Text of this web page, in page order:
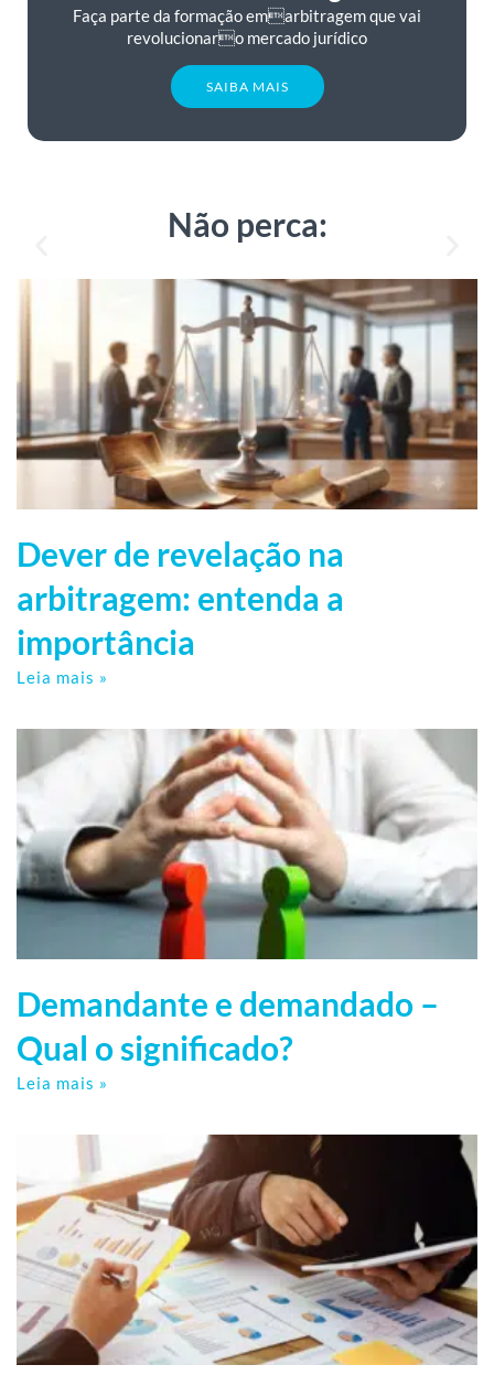
Faça parte da formação emarbitragem que vai
revolucionaro mercado jurídico
SAIBA MAIS
Não perca:
Dever de revelação na
arbitragem: entenda a
importância
Leia mais »
Demandante e demandado –
Qual o significado?
Leia mais »